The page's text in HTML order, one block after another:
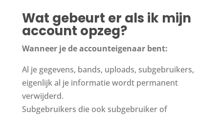
Wat gebeurt er als ik mijn
account opzeg?
Wanneer je de accounteigenaar bent:
Al je gegevens, bands, uploads, subgebruikers,
eigenlijk al je informatie wordt permanent
verwijderd.
Subgebruikers die ook subgebruiker of